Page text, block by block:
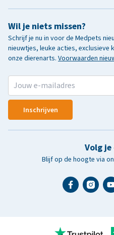
Wil je niets missen?
Schrijf je nu in voor de Medpets
nieuwtjes, leuke acties,
onze dierenarts. Voorwaarden
Inschrijven
Volg je
Blijf op de hoogte via